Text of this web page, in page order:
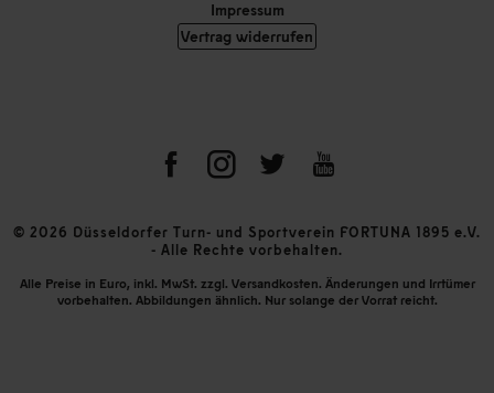
Impressum
Vertrag widerrufen
© 2026 Düsseldorfer Turn- und Sportverein FORTUNA 1895 e.V.
- Alle Rechte vorbehalten.
Alle Preise in Euro, inkl. MwSt. zzgl. Versandkosten. Änderungen und Irrtümer
vorbehalten. Abbildungen ähnlich. Nur solange der Vorrat reicht.